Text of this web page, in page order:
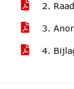
2.
3.
4.